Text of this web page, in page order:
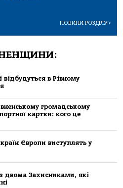
НОВИНИ РОЗДІЛУ>
відбудуться в Рівному
громадському
картки: кого це
Європи виступлять у
двома Захисниками, які